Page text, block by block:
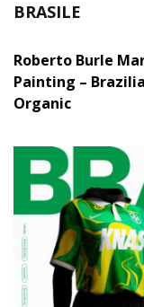
BRASILE
Roberto Burle
Painting –
Organic